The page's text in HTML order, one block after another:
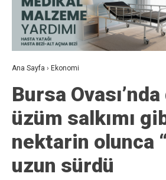
Ana Sayfa › Ekonomi
Bursa
üzüm salkımı
nektarin olunca
uzun sürdü